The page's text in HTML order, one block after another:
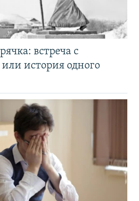
встреча с
история одного